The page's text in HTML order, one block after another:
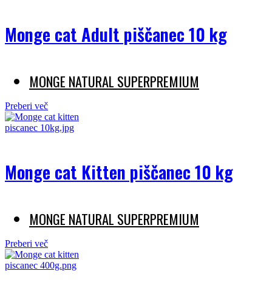
Monge cat Adult piščanec 10 kg
MONGE NATURAL SUPERPREMIUM
Preberi več
Monge cat Kitten piščanec 10 kg
MONGE NATURAL SUPERPREMIUM
Preberi več